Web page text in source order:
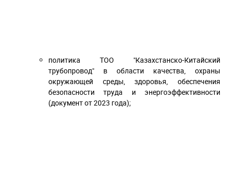
политика ТОО "Казахстанско-Китайский
трубопровод" в области качества, охраны
окружающей среды, здоровья, обеспечения
безопасности труда и энергоэффективности
(документ от 2023 года);